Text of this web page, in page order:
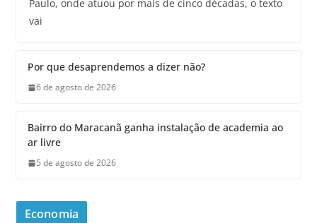
Paulo, onde atuou por mais de cinco décadas, o texto
vai
Por que desaprendemos a dizer não?
6 de agosto de 2026
Bairro do Maracanã ganha instalação de academia ao
ar livre
5 de agosto de 2026
Economia